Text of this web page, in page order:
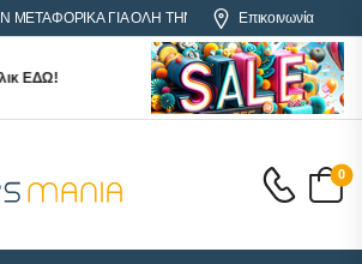
ΓΙΑ ΟΛΗ ΤΗΝ ΕΛΛΑΔΑΕπικοινωνία
ΕΔΩ!
0